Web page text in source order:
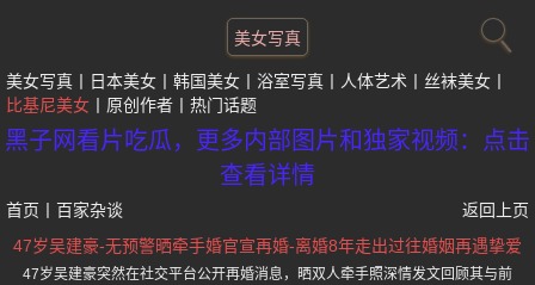
美女写真
美女写真 日本美女 韩国美女 浴室写真 人体艺术
丝袜美女
比基尼美女
原创作者 热门话题
黑子网看片吃瓜，更多内部图片和独家视频：点击
查看详情
首页 百家杂谈
返回上页
47岁吴建豪-无预警晒牵手婚官宣再婚-离婚8年走出过往婚姻再遇挚爱
47岁吴建豪突然在社交平台公开再婚消息，晒双人牵手照深情发文回顾其与前